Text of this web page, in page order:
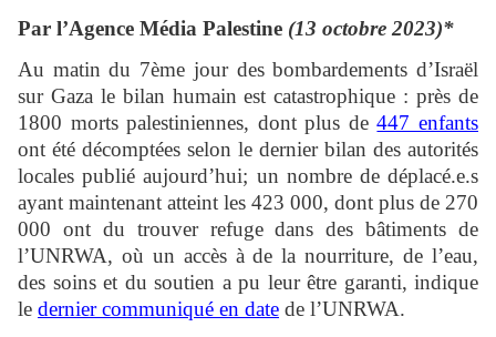
Par l’Agence Média Palestine (13 octobre 2023)*
Au matin du 7ème jour des bombardements d’Israël
sur Gaza le bilan humain est catastrophique : près de
1800 morts palestiniennes, dont plus de447 enfants
ont été décomptées selon le dernier bilan des autorités
locales publié aujourd’hui; un nombre de déplacé.e.s
ayant maintenant atteint les 423 000, dont plus de 270
000 ont du trouver refuge dans des bâtiments de
l’UNRWA, où un accès à de la nourriture, de l’eau,
des soins et du soutien a pu leur être garanti, indique
le dernier communiqué en date de l’UNRWA.